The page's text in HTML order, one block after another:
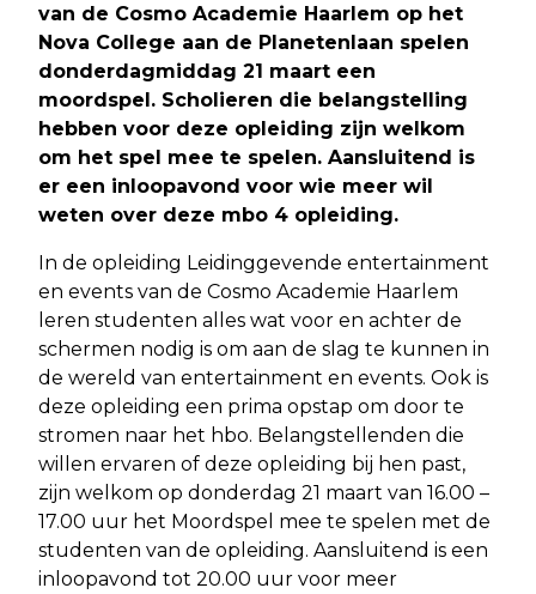
van de Cosmo Academie Haarlem op het
Nova College aan de Planetenlaan spelen
donderdagmiddag 21 maart een
moordspel. Scholieren die belangstelling
hebben voor deze opleiding zijn welkom
om het spel mee te spelen. Aansluitend is
er een inloopavond voor wie meer wil
weten over deze mbo 4 opleiding.
In de opleiding Leidinggevende entertainment
en events van de Cosmo Academie Haarlem
leren studenten alles wat voor en achter de
schermen nodig is om aan de slag te kunnen in
de wereld van entertainment en events. Ook is
deze opleiding een prima opstap om door te
stromen naar het hbo. Belangstellenden die
willen ervaren of deze opleiding bij hen past,
zijn welkom op donderdag 21 maart van 16.00 –
17.00 uur het Moordspel mee te spelen met de
studenten van de opleiding. Aansluitend is een
inloopavond tot 20.00 uur voor meer